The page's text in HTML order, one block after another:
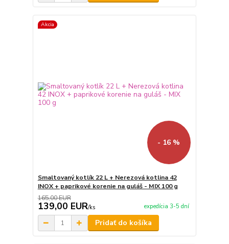
Akcia
- 16 %
Smaltovaný kotlík 22 L + Nerezová kotlina 42
INOX + paprikové korenie na guláš - MIX 100 g
165,00 EUR
139,00 EUR/ks expedícia 3-5 dní
Pridať do košíka